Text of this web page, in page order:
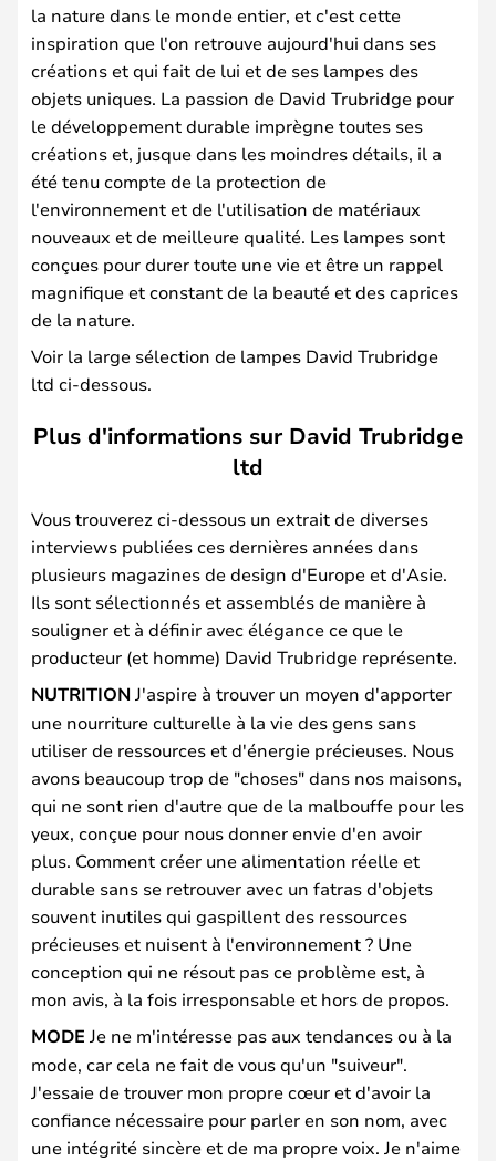
la nature dans le monde entier, et c'est cette
inspiration que l'on retrouve aujourd'hui dans ses
créations et qui fait de lui et de ses lampes des
objets uniques. La passion de David Trubridge pour
le développement durable imprègne toutes ses
créations et, jusque dans les moindres détails, il a
été tenu compte de la protection de
l'environnement et de l'utilisation de matériaux
nouveaux et de meilleure qualité. Les lampes sont
conçues pour durer toute une vie et être un rappel
magnifique et constant de la beauté et des caprices
de la nature.
Voir la large sélection de lampes David Trubridge
ltd ci-dessous.
Plus d'informations sur David Trubridge
ltd
Vous trouverez ci-dessous un extrait de diverses
interviews publiées ces dernières années dans
plusieurs magazines de design d'Europe et d'Asie.
Ils sont sélectionnés et assemblés de manière à
souligner et à définir avec élégance ce que le
producteur (et homme) David Trubridge représente.
NUTRITION J'aspire à trouver un moyen d'apporter
une nourriture culturelle à la vie des gens sans
utiliser de ressources et d'énergie précieuses. Nous
avons beaucoup trop de "choses" dans nos maisons,
qui ne sont rien d'autre que de la malbouffe pour les
yeux, conçue pour nous donner envie d'en avoir
plus. Comment créer une alimentation réelle et
durable sans se retrouver avec un fatras d'objets
souvent inutiles qui gaspillent des ressources
précieuses et nuisent à l'environnement ? Une
conception qui ne résout pas ce problème est, à
mon avis, à la fois irresponsable et hors de propos.
MODE Je ne m'intéresse pas aux tendances ou à la
mode, car cela ne fait de vous qu'un "suiveur".
J'essaie de trouver mon propre cœur et d'avoir la
confiance nécessaire pour parler en son nom, avec
une intégrité sincère et de ma propre voix. Je n'aime